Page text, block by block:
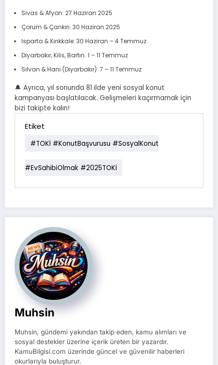
Sivas & Afyon: 27 Haziran 2025
Çorum & Çankırı: 30 Haziran 2025
Isparta & Kırıkkale: 30 Haziran – 4 Temmuz
Diyarbakır, Kilis, Bartın: 1 – 11 Temmuz
Silvan & Hani (Diyarbakır): 7 – 11 Temmuz
🔔 Ayrıca, yıl sonunda 81 ilde yeni sosyal konut
kampanyası başlatılacak. Gelişmeleri kaçırmamak için
bizi takipte kalın!
Etiket
#TOKİ #KonutBaşvurusu #SosyalKonut
#EvSahibiOlmak #2025TOKİ
Muhsin
Muhsin, gündemi yakından takip eden, kamu alımları ve
sosyal destekler üzerine içerik üreten bir yazardır.
KamuBilgisi.com üzerinde güncel ve güvenilir haberleri
okurlarıyla buluşturur.